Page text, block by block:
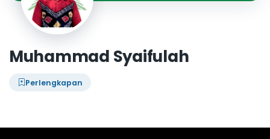
Muhammad Syaifulah
Perlengkapan